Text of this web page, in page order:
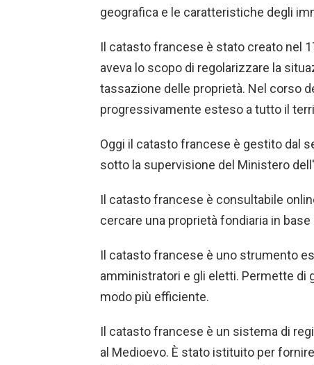
geografica e le caratteristiche degli
Il catasto francese è stato creato nel
aveva lo scopo di regolarizzare la
tassazione delle proprietà. Nel corso
progressivamente esteso a tutto il
Oggi il catasto francese è gestito dal
sotto la supervisione del Ministero
Il catasto francese è consultabile
cercare una proprietà fondiaria in
Il catasto francese è uno strumento
amministratori e gli eletti. Permette di
modo più efficiente.
Il catasto francese è un sistema di
al Medioevo. È stato istituito per